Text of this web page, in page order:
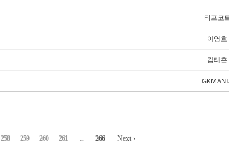
타프코트
이영호
김태훈
258 259 260 261 ... 266 Next ›